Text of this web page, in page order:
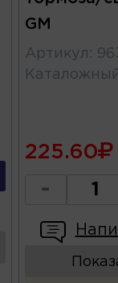
GM
Артикул :
225.60
-